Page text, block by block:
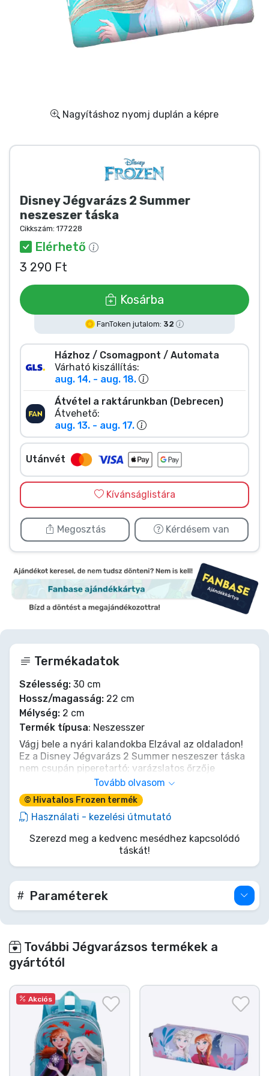
Nagyításhoz nyomj duplán a képre
Disney Jégvarázs 2 Summer
neszeszer táska
Cikkszám: 177228
Elérhető
3 290 Ft
Kosárba
FanToken jutalom: 32
Házhoz / Csomagpont / Automata
Várható kiszállítás:
aug. 14. - aug. 18.
Átvétel a raktárunkban (Debrecen)
Átvehető:
aug. 13. - aug. 17.
Utánvét
Kívánságlistára
Megosztás Kérdésem van
Termékadatok
Szélesség: 30 cm
Hossz/magasság: 22 cm
Mélység: 2 cm
Termék típusa: Neszesszer
Vágj bele a nyári kalandokba Elzával az oldaladon!
Ez a Disney Jégvarázs 2 Summer neszeszer táska
nem csupán piperetartó; varázslatos őrzője
minden napsütéses napi kellékednek és titkos
kincsednek. Akár „Az ismeretlenbe” indulsz egy
nagy nyaralásra, akár csak Arendelle napjának
melegét élvezed, hagyd, hogy Elza elbűvölő
vigyázzon értékeidre. Tedd felejthetetlenné ezt a
nyarat, egy kis jégvarázzsal a mindennapi
holmidban!
Tovább olvasom
© Hivatalos Frozen termék
Használati - kezelési útmutató
Szerezd meg a kedvenc mesédhez kapcsolódó
táskát!
Paraméterek
További Jégvarázsos termékek a
gyártótól
Akciós
Ajándékkártya
Szállítás és fizetés
Animés cuccok
Gamer cuccok
Sportos cuccok
Zenés cuccok
Terméktípusok
Márkák